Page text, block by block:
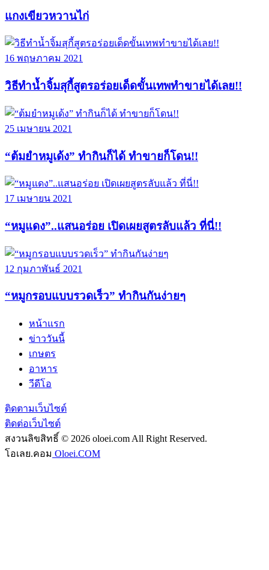
แกงเขียวหวานไก่
16 พฤษภาคม 2021
วิธีทำน้ำจิ้มสุกี้สูตรอร่อยเด็ดขั้นเทพทำขายได้เลย!!
25 เมษายน 2021
“ต้มยำหมูเด้ง” ทำกินก็ได้ ทำขายก็โดน!!
17 เมษายน 2021
“หมูแดง”..แสนอร่อย เปิดเผยสูตรลับแล้ว ที่นี่!!
12 กุมภาพันธ์ 2021
“หมูกรอบแบบรวดเร็ว” ทำกินกันง่ายๆ
หน้าแรก
ข่าววันนี้
เกษตร
อาหาร
วีดีโอ
ติดตามเว็บไซต์
ติดต่อเว็บไซต์
สงวนลิขสิทธิ์ © 2026 oloei.com All Right Reserved.
โอเลย.คอม Oloei.COM